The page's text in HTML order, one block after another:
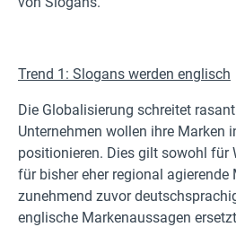
Trend 1: Slogans werden englisch
Die Globalisierung schreitet
Unternehmen wollen ihre Marken
positionieren. Dies gilt sowohl für
für bisher eher regional agierende
zunehmend zuvor
englische Markenaussagen